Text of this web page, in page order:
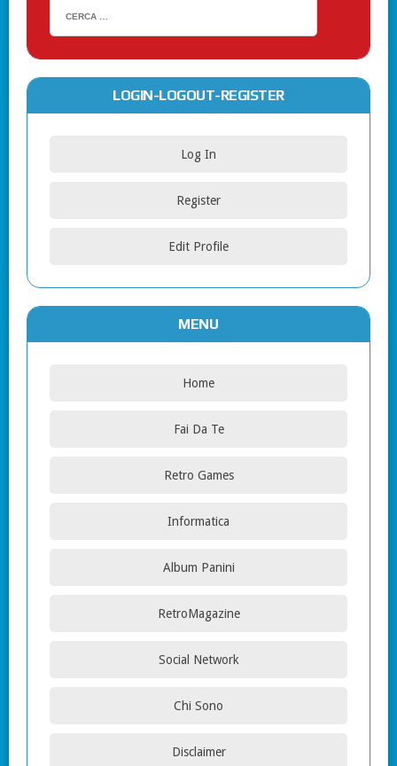
LOGIN-LOGOUT-REGISTER
Log In
Register
Edit Profile
MENU
Home
Fai Da Te
Retro Games
Informatica
Album Panini
RetroMagazine
Social Network
Chi Sono
Disclaimer